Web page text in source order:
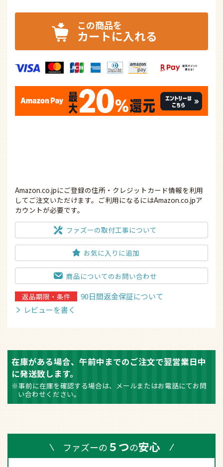
カートに入れる
ファズーの取付工事について
お気に入りに追加
商品についてのお問い合わせ
返品期限・条件
90日間返金保証について
レビューを書く
※事前に在庫を確認する場合は、メールまたはお電話にてお問
い合わせください。